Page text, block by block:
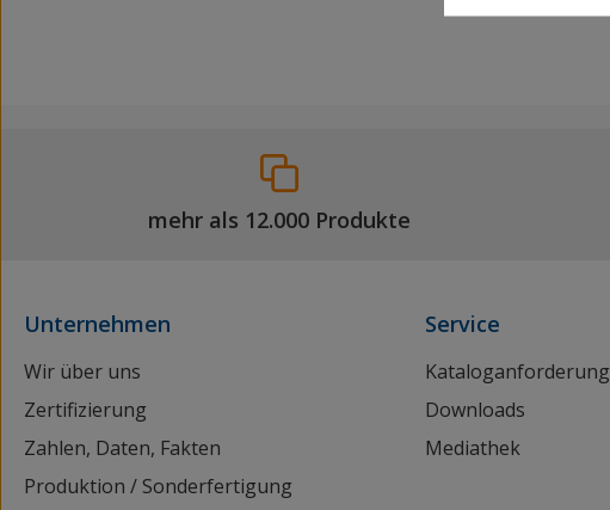
mehr als 12.000 Produkte
Unternehmen
Wir über uns
Zertifizierung
Zahlen, Daten, Fakten
Produktion / Sonderfertigung
Service
Kataloganforderung
Downloads
Mediathek